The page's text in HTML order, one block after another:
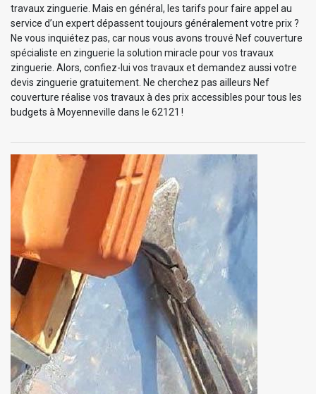
travaux zinguerie. Mais en général, les tarifs pour faire appel au
service d’un expert dépassent toujours généralement votre prix ?
Ne vous inquiétez pas, car nous vous avons trouvé Nef couverture
spécialiste en zinguerie la solution miracle pour vos travaux
zinguerie. Alors, confiez-lui vos travaux et demandez aussi votre
devis zinguerie gratuitement. Ne cherchez pas ailleurs Nef
couverture réalise vos travaux à des prix accessibles pour tous les
budgets à Moyenneville dans le 62121 !